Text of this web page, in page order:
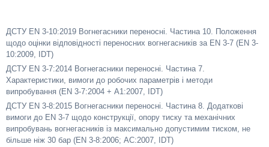
ДСТУ EN 3-10:2019 Вогнегасники переносні. Частина 10. Положення
щодо оцінки відповідності переносних вогнегасників за EN 3-7 (EN 3-
10:2009, IDT)
ДСТУ EN 3-7:2014 Вогнегасники переносні. Частина 7.
Характеристики, вимоги до робочих параметрів і методи
випробування (ЕN 3-7:2004 + А1:2007, IDT)
ДСТУ EN 3-8:2015 Вогнегасники переносні. Частина 8. Додаткові
вимоги до EN 3-7 щодо конструкції, опору тиску та механічних
випробувань вогнегасників із максимально допустимим тиском, не
більше ніж 30 бар (EN 3-8:2006; АС:2007, IDT)